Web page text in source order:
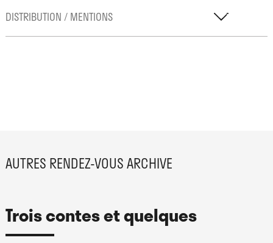
DISTRIBUTION / MENTIONS
En partenariat avecla commune d’Asprières
AUTRES RENDEZ-VOUS ARCHIVE
Trois contes et quelques